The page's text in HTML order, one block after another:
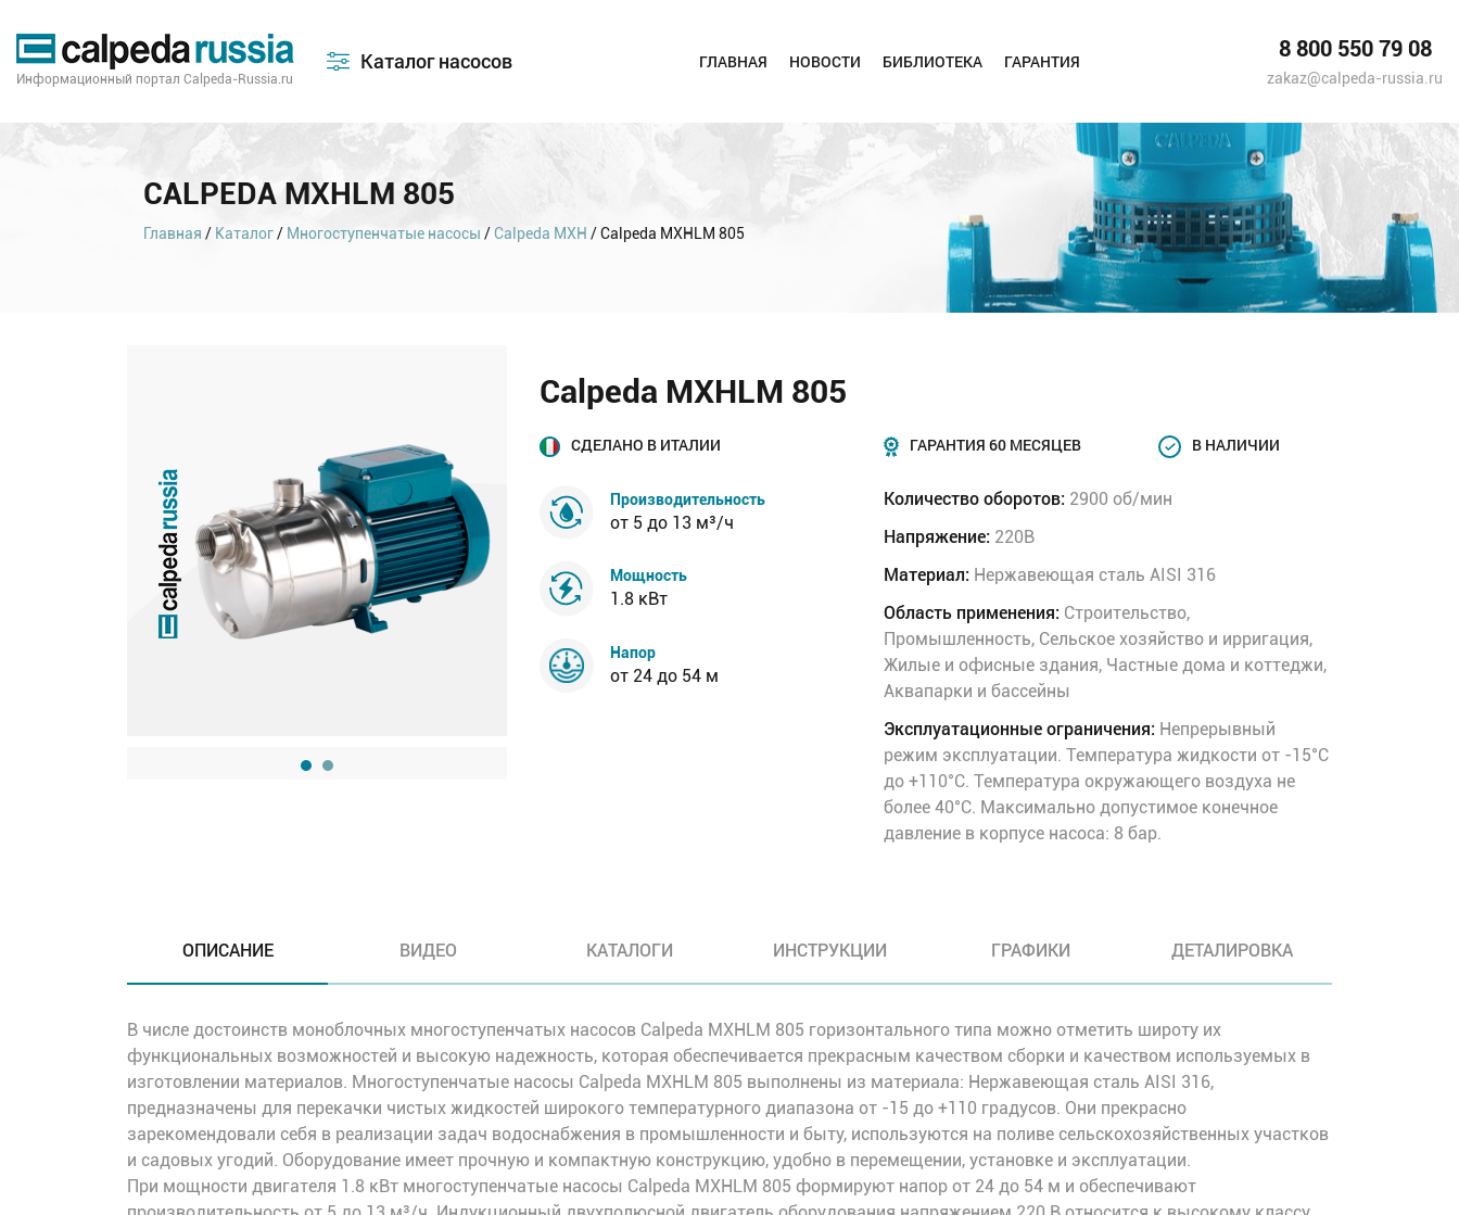
Информационный портал Calpeda-Russia.ru
Каталог насосов ГЛАВНАЯ НОВОСТИ БИБЛИОТЕКА ГАРАНТИЯ 8 800 550 79 08
zakaz@calpeda-russia.ru
CALPEDA MXHLM 805
Главная / Каталог/ Многоступенчатые насосы /Calpeda MXH / Calpeda MXHLM 805
Calpeda MXHLM 805
СДЕЛАНО В ИТАЛИИ ГАРАНТИЯ 60 МЕСЯЦЕВ В НАЛИЧИИ
Производительность
от 5 до 13 м³/ч
Мощность
1.8 кВт
Напор
от 24 до 54 м
Количество оборотов: 2900 об/мин
Напряжение: 220В
Материал: Нержавеющая сталь AISI 316
Область применения: Строительство,
Промышленность, Сельское хозяйство и ирригация,
Жилые и офисные здания, Частные дома и коттеджи,
Аквапарки и бассейны
Эксплуатационные ограничения: Непрерывный
режим эксплуатации. Температура жидкости от -15°C
до +110°C. Температура окружающего воздуха не
более 40°C. Максимально допустимое конечное
давление в корпусе насоса: 8 бар.
ОПИСАНИЕ ВИДЕО КАТАЛОГИ ИНСТРУКЦИИ ГРАФИКИ ДЕТАЛИРОВКА
В числе достоинств моноблочных многоступенчатых насосов Calpeda MXHLM 805 горизонтального типа можно отметить широту их
функциональных возможностей и высокую надежность, которая обеспечивается прекрасным качеством сборки и качеством используемых в
изготовлении материалов. Многоступенчатые насосы Calpeda MXHLM 805 выполнены из материала: Нержавеющая сталь AISI 316,
предназначены для перекачки чистых жидкостей широкого температурного диапазона от -15 до +110 градусов. Они прекрасно
зарекомендовали себя в реализации задач водоснабжения в промышленности и быту, используются на поливе сельскохозяйственных участков
и садовых угодий. Оборудование имеет прочную и компактную конструкцию, удобно в перемещении, установке и эксплуатации.
При мощности двигателя 1.8 кВт многоступенчатые насосы Calpeda MXHLM 805 формируют напор от 24 до 54 м и обеспечивают